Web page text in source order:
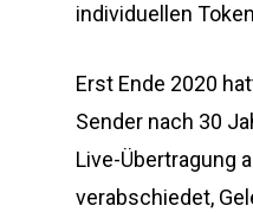
individuellen
Erst Ende 2020
Sender nach 30
Live-Übertragung
verabschiedet,